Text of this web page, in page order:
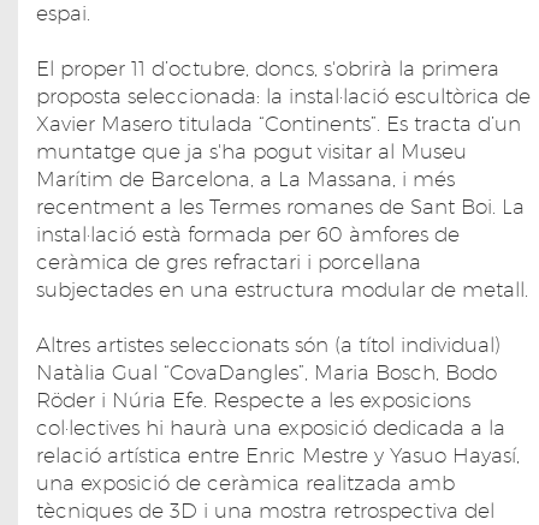
espai.
El proper 11 d’octubre, doncs, s'obrirà la primera
proposta seleccionada: la instal·lació escultòrica de
Xavier Masero titulada “Continents”. Es tracta d’un
muntatge que ja s'ha pogut visitar al Museu
Marítim de Barcelona, a La Massana, i més
recentment a les Termes romanes de Sant Boi. La
instal·lació està formada per 60 àmfores de
ceràmica de gres refractari i porcellana
subjectades en una estructura modular de metall.
Altres artistes seleccionats són (a títol individual)
Natàlia Gual “CovaDangles”, Maria Bosch, Bodo
Röder i Núria Efe. Respecte a les exposicions
col·lectives hi haurà una exposició dedicada a la
relació artística entre Enric Mestre y Yasuo Hayasí,
una exposició de ceràmica realitzada amb
tècniques de 3D i una mostra retrospectiva del